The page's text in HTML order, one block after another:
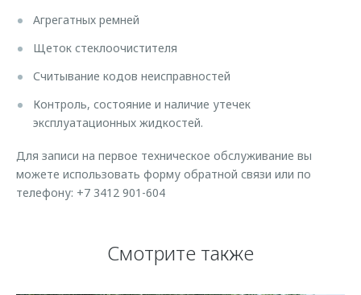
Агрегатных ремней
Щеток стеклоочистителя
Считывание кодов неисправностей
Контроль, состояние и наличие утечек
эксплуатационных жидкостей.
Для записи на первое техническое обслуживание вы
можете использовать форму обратной связи или по
телефону: +7 3412 901-604
Смотрите также